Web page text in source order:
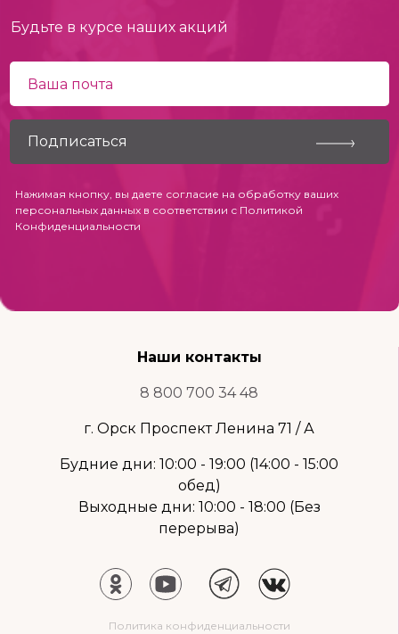
Будьте в курсе наших акций
Нажимая кнопку, вы даете согласие на обработку ваших
персональных данных в соответствии с Политикой
Конфиденциальности
Наши контакты
8 800 700 34 48
г. Орск Проспект Ленина 71 / А
Будние дни: 10:00 - 19:00 (14:00 - 15:00
обед)
Выходные дни: 10:00 - 18:00 (Без
перерыва)
Политика конфиденциальности